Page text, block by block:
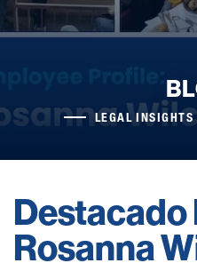
LEGAL
Destacado
Rosanna